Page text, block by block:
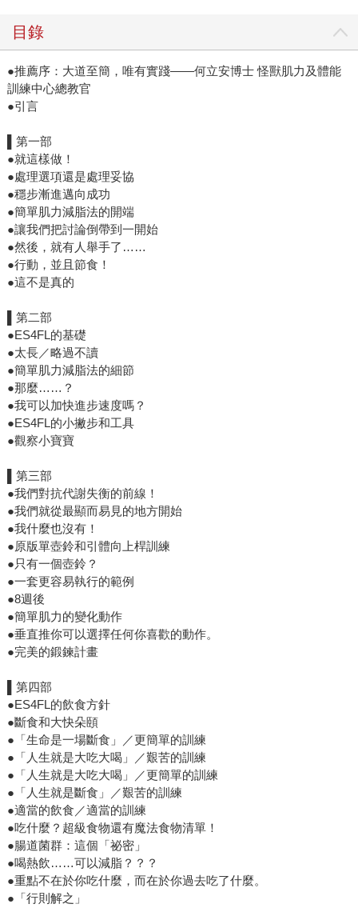
目錄
●推薦序：大道至簡，唯有實踐——何立安博士 怪獸肌力及體能
訓練中心總教官
●引言
▌第一部
●就這樣做！
●處理選項還是處理妥協
●穩步漸進邁向成功
●簡單肌力減脂法的開端
●讓我們把討論倒帶到一開始
●然後，就有人舉手了……
●行動，並且節食！
●這不是真的
▌第二部
●ES4FL的基礎
●太長／略過不讀
●簡單肌力減脂法的細節
●那麼……？
●我可以加快進步速度嗎？
●ES4FL的小撇步和工具
●觀察小寶寶
▌第三部
●我們對抗代謝失衡的前線！
●我們就從最顯而易見的地方開始
●我什麼也沒有！
●原版單壺鈴和引體向上桿訓練
●只有一個壺鈴？
●一套更容易執行的範例
●8週後
●簡單肌力的變化動作
●垂直推你可以選擇任何你喜歡的動作。
●完美的鍛鍊計畫
▌第四部
●ES4FL的飲食方針
●斷食和大快朵頤
●「生命是一場斷食」／更簡單的訓練
●「人生就是大吃大喝」／艱苦的訓練
●「人生就是大吃大喝」／更簡單的訓練
●「人生就是斷食」／艱苦的訓練
●適當的飲食／適當的訓練
●吃什麼？超級食物還有魔法食物清單！
●腸道菌群：這個「祕密」
●喝熱飲……可以減脂？？？
●重點不在於你吃什麼，而在於你過去吃了什麼。
●「行則解之」